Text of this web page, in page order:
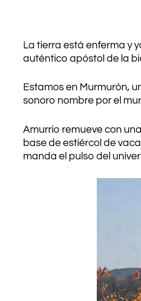
La tierra está enferma y
auténtico apóstol de la
Estamos en Murmurón,
sonoro nombre por el
Amurrio remueve con
base de estiércol de
manda el pulso del